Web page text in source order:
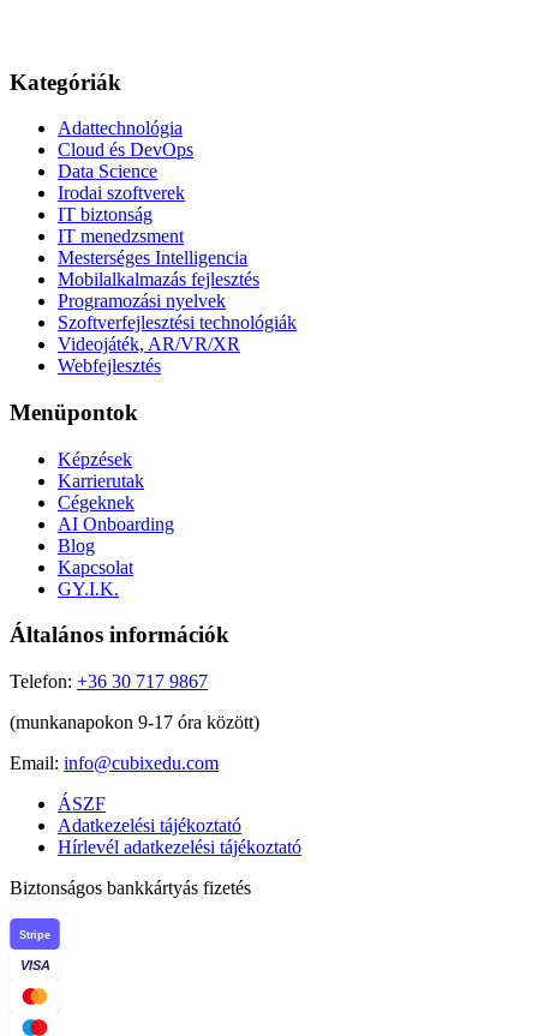
Kategóriák
Adattechnológia
Cloud és DevOps
Data Science
Irodai szoftverek
IT biztonság
IT menedzsment
Mesterséges Intelligencia
Mobilalkalmazás fejlesztés
Programozási nyelvek
Szoftverfejlesztési technológiák
Videojáték, AR/VR/XR
Webfejlesztés
Menüpontok
Képzések
Karrierutak
Cégeknek
AI Onboarding
Blog
Kapcsolat
GY.I.K.
Általános információk
Telefon: +36 30 717 9867
(munkanapokon 9-17 óra között)
Email: info@cubixedu.com
ÁSZF
Adatkezelési tájékoztató
Hírlevél adatkezelési tájékoztató
Biztonságos bankkártyás fizetés
Stripe
VISA